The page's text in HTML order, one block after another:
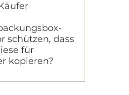
schützen, dass
für
kopieren?